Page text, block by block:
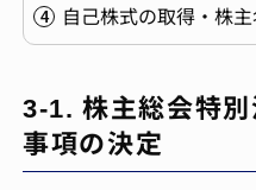
自己株式の取得・株
3-1. 株主総会特
事項の決定